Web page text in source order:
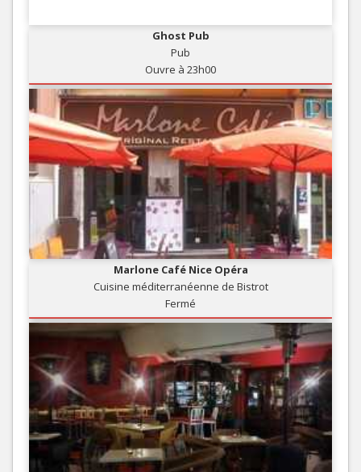
Ghost Pub
Pub
Ouvre à 23h00
Marlone Café Nice Opéra
Cuisine méditerranéenne de Bistrot
Fermé